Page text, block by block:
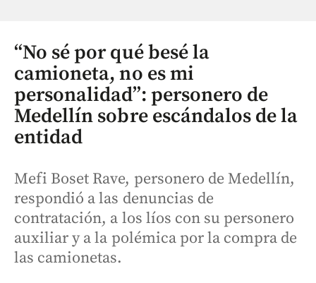
“No sé por qué besé la
camioneta, no es mi
personalidad”: personero de
Medellín sobre escándalos de la
entidad
Mefi Boset Rave, personero de Medellín,
respondió a las denuncias de
contratación, a los líos con su personero
auxiliar y a la polémica por la compra de
las camionetas.